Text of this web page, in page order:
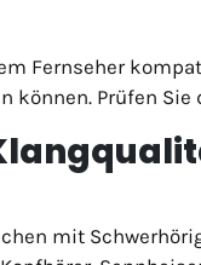
Fernseher
Prüfen
mit